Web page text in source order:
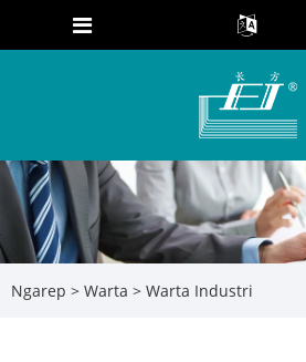
Ngarep > Warta > Warta Industri